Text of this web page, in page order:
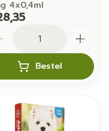
4x0,4ml
Bestel